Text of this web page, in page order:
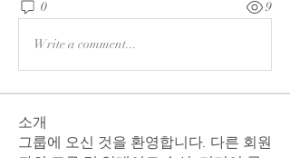
0 9
Write a comment...
소개
그룹에 오신 것을 환영합니다. 다른 회원